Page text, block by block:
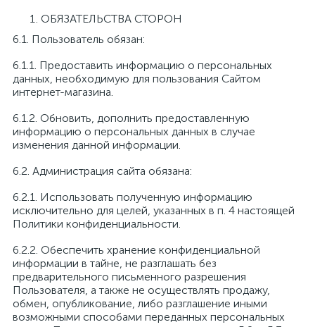
ОБЯЗАТЕЛЬСТВА СТОРОН
6.1. Пользователь обязан:
6.1.1. Предоставить информацию о персональных
данных, необходимую для пользования Сайтом
интернет-магазина.
6.1.2. Обновить, дополнить предоставленную
информацию о персональных данных в случае
изменения данной информации.
6.2. Администрация сайта обязана:
6.2.1. Использовать полученную информацию
исключительно для целей, указанных в п. 4 настоящей
Политики конфиденциальности.
6.2.2. Обеспечить хранение конфиденциальной
информации в тайне, не разглашать без
предварительного письменного разрешения
Пользователя, а также не осуществлять продажу,
обмен, опубликование, либо разглашение иными
возможными способами переданных персональных